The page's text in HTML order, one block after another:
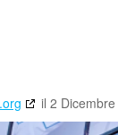
il 2